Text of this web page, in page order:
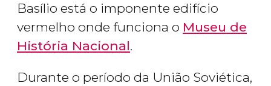
Basílio está o imponente edifício
vermelho onde funciona o Museu de
História Nacional.
Durante o período da União Soviética,